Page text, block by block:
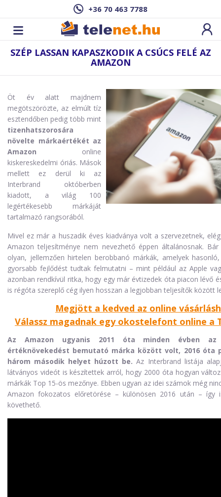
+36 70 463 7788
SZÉP LASSAN KAPASZKODIK A CSÚCS FELÉ AZ
AMAZON
Öt év alatt majdnem
megötszörözte, az elmúlt tíz
esztendőben pedig több mint
tizenhatszorosára
növelte márkaértékét az
Amazon online
kiskereskedelmi óriás. Mások
mellett ez derül ki az
Interbrand októberben
kiadott, a világ 100
legértékesebb márkáját
tartalmazó rangsorából.
Mivel ez már a huszadik éves kiadványa volt a szervezetnek,
Amazon teljesítménye nem nevezhető éppen általánosnak.
olyan, jellemzően hirtelen berobbanó márkák, amelyek
gyorsabb fejlődést tudtak felmutatni – mint például az Apple
azonban rendkívül ritka, hogy egy már évtizedek óta piacon lévő
is régóta szereplő cég ilyen hosszan a legjobban teljesítők között
Megjött a kedved az online
Válassz magadnak egy okostelefont online a
Az Amazon ugyanis 2011 óta minden évben az
értéknövekedést bemutató márka között volt, 2016 óta
három második helyet húzott be. Az Interbrand listája
látványos videót is készítettek arról, hogy 2000 óta hogyan
márkák Top 15-ös mezőnye. Ebben ugyan az idei számok még
Amazon fokozatos előretörése – különösen 2016 után – így
követhető.